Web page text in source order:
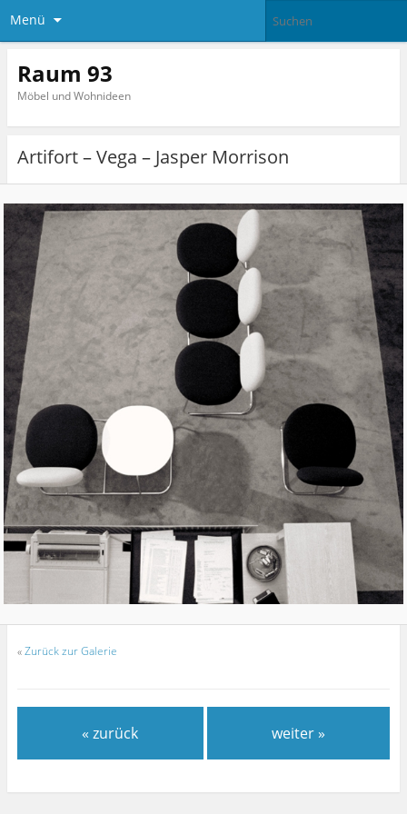
Menü
Raum 93
Möbel und Wohnideen
Artifort – Vega – Jasper Morrison
«Zurück zur Galerie
« zurück weiter »